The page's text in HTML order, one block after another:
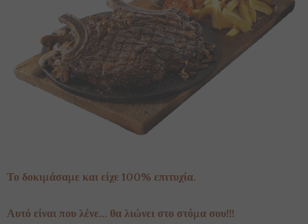
Το δοκιμάσαμε και είχε 100% επιτυχία.
Αυτό είναι που λένε… θα λιώνει στο στόμα σου!!!